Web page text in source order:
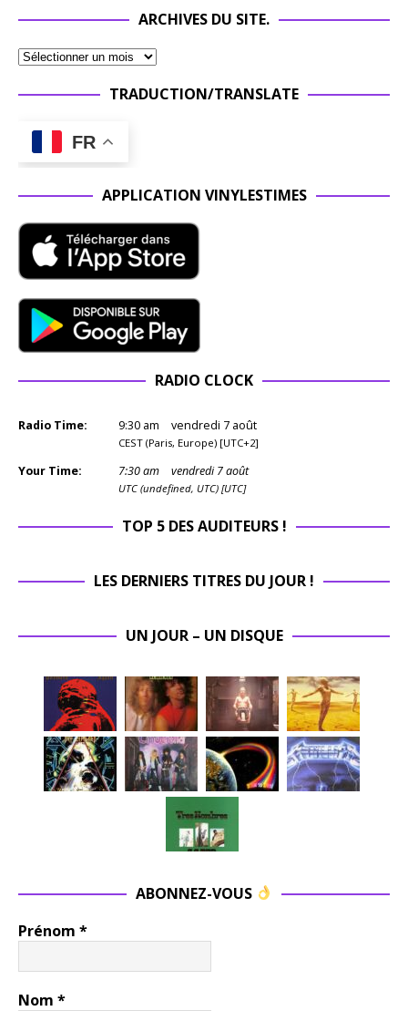
ARCHIVES DU SITE.
TRADUCTION/TRANSLATE
FR
APPLICATION VINYLESTIMES
RADIO CLOCK
Radio Time: 9:30 am vendredi 7 août
CEST (Paris, Europe) [UTC+2]
Your Time: 7:30am vendredi 7 août
UTC (undefined, UTC) [UTC]
TOP 5 DES AUDITEURS !
LES DERNIERS TITRES DU JOUR !
UN JOUR – UN DISQUE
ABONNEZ-VOUS
Prénom *
Nom *